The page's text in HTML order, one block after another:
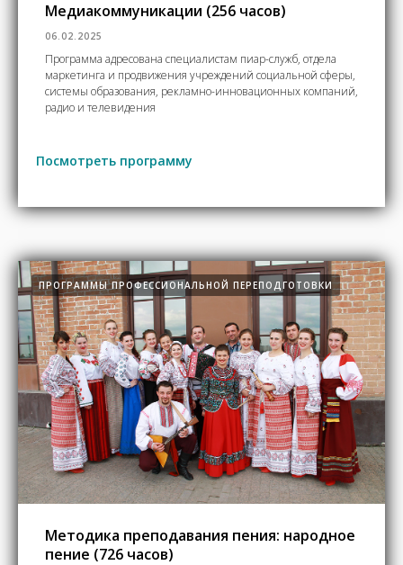
Медиакоммуникации (256 часов)
06.02.2025
Программа адресована специалистам пиар-служб, отдела
маркетинга и продвижения учреждений социальной сферы,
системы образования, рекламно-инновационных компаний,
радио и телевидения
Посмотреть программу
ПРОГРАММЫ ПРОФЕССИОНАЛЬНОЙ ПЕРЕПОДГОТОВКИ
Методика преподавания пения: народное
пение (726 часов)